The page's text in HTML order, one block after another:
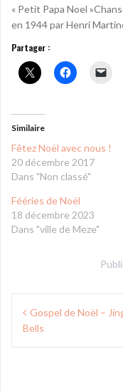
« Petit Papa Noel
en 1944 par Henri
Partager :
Similaire
Fêtez Noël avec nous !
20 décembre 2017
Dans "Non classé"
Fééries de Noël
18 décembre 2023
Dans "ville de Meze"
Navigation
deGospel de Noël –
Bells